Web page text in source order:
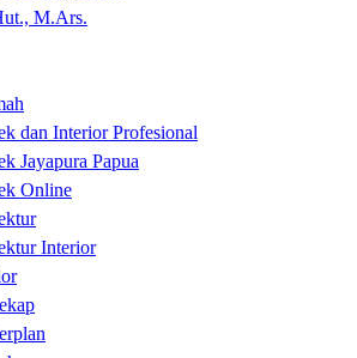
M.Ars.
dan Interior Profesional
Jayapura Papua
Online
Interior